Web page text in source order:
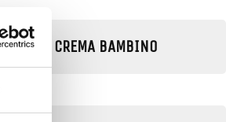
CREMA BAMBINO